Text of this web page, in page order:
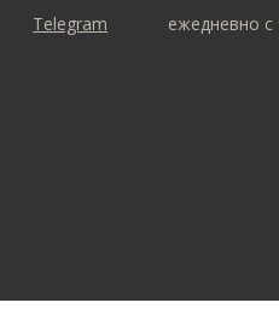
Telegram ежедневно с